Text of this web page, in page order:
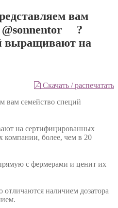
вам
⠀ ?
выращивают на
Скачать / распечатать
вам семейство специй
на сертифицированных
компании, более, чем в 20
с фермерами и ценит их
наличием дозатора